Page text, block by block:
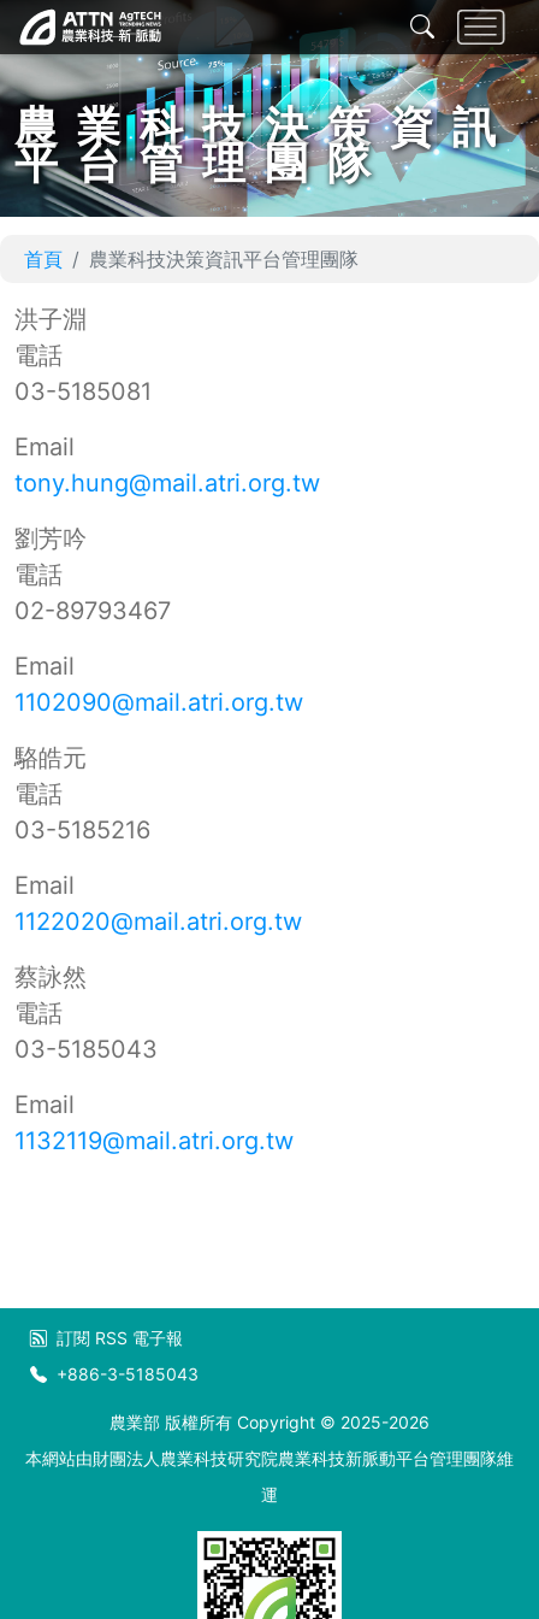
農業科技決策資訊
平台管理團隊
首頁 農業科技決策資訊平台管理團隊
洪子淵
電話
03-5185081
Email
tony.hung@mail.atri.org.tw
劉芳吟
電話
02-89793467
Email
1102090@mail.atri.org.tw
駱皓元
電話
03-5185216
Email
1122020@mail.atri.org.tw
蔡詠然
電話
03-5185043
Email
1132119@mail.atri.org.tw
訂閱 RSS 電子報
+886-3-5185043
農業部 版權所有 Copyright © 2025-2026
本網站由財團法人農業科技研究院農業科技新脈動平台管理團隊維
運